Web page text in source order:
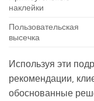
наклейки
Пользовательская
высечка
Используя эти
рекомендации,
обоснованные